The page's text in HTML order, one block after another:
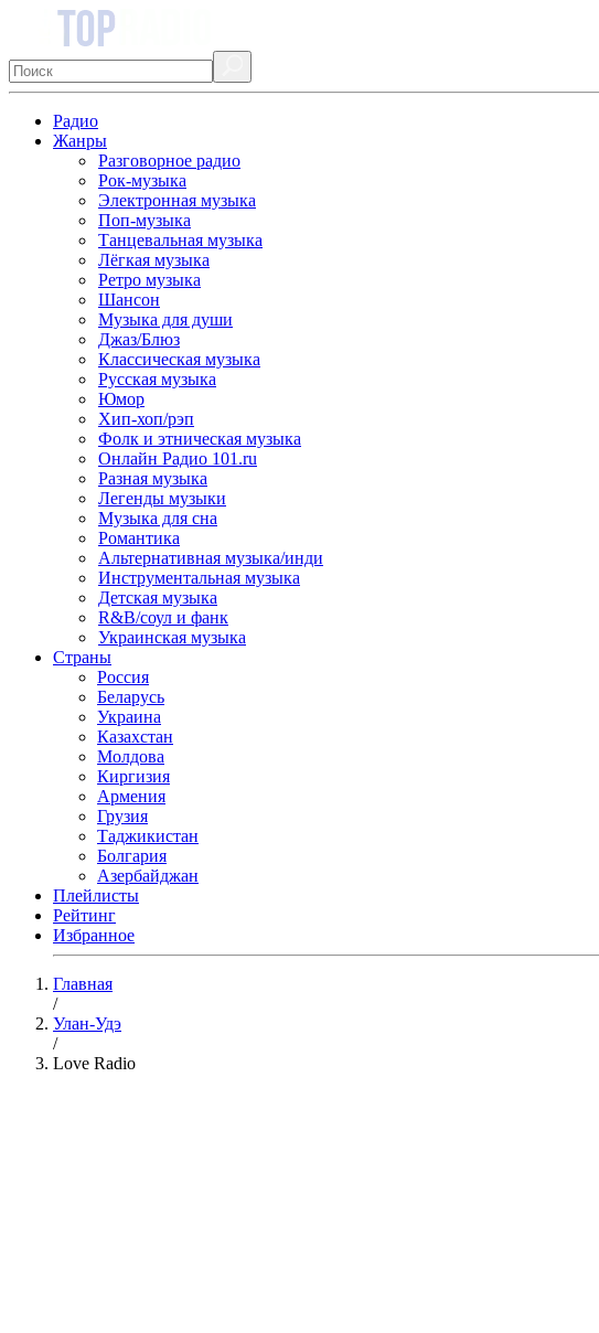
Радио
Жанры
Разговорное радио
Рок-музыка
Электронная музыка
Поп-музыка
Танцевальная музыка
Лёгкая музыка
Ретро музыка
Шансон
Музыка для души
Джаз/Блюз
Классическая музыка
Русская музыка
Юмор
Хип-хоп/рэп
Фолк и этническая музыка
Онлайн Радио 101.ru
Разная музыка
Легенды музыки
Музыка для сна
Романтика
Альтернативная музыка/инди
Инструментальная музыка
Детская музыка
R&B/cоул и фанк
Украинская музыка
Страны
Россия
Беларусь
Украина
Казахстан
Молдова
Киргизия
Армения
Грузия
Таджикистан
Болгария
Азербайджан
Плейлисты
Рейтинг
Избранное
Главная
/
Улан-Удэ
/
Love Radio